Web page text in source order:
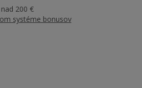
200 €
systéme bonusov